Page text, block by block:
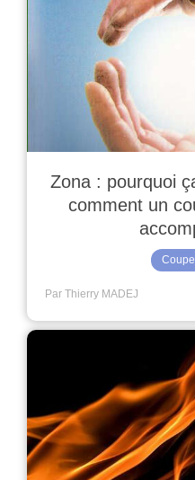
Zona : pourquoi
comment un
Par Thierry MADEJ